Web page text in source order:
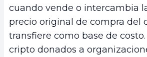
cuando vende o intercambia
precio original de compra del
transfiere como base de
cripto donados a